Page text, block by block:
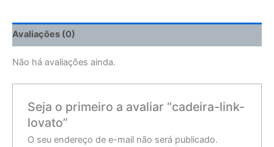
Avaliações (0)
Não há avaliações ainda.
Seja o primeiro a avaliar “cadeira-link-
lovato”
O seu endereço de e-mail não será publicado.